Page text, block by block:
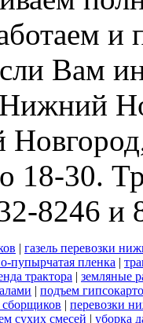
и
Вам
18-30.
8246 и
| газель перевозки
пупырчатая пленка |
трактора | земляные
| подъем
сборщиков | перевозки
сухих смесей | уборка